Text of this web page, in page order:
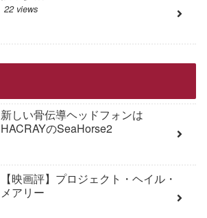
22 views
新しい骨伝導ヘッドフォンは
HACRAYのSeaHorse2
【映画評】プロジェクト・ヘイル・
メアリー